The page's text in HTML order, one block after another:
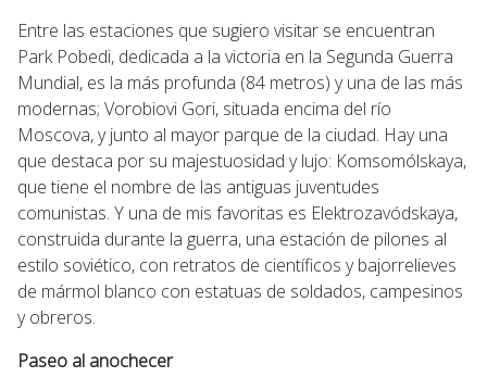
Entre las estaciones que sugiero visitar se encuentran
Park Pobedi, dedicada a la victoria en la Segunda Guerra
Mundial, es la más profunda (84 metros) y una de las más
modernas; Vorobiovi Gori, situada encima del río
Moscova, y junto al mayor parque de la ciudad. Hay una
que destaca por su majestuosidad y lujo: Komsomólskaya,
que tiene el nombre de las antiguas juventudes
comunistas. Y una de mis favoritas es Elektrozavódskaya,
construida durante la guerra, una estación de pilones al
estilo soviético, con retratos de científicos y bajorrelieves
de mármol blanco con estatuas de soldados, campesinos
y obreros.
Paseo al anochecer